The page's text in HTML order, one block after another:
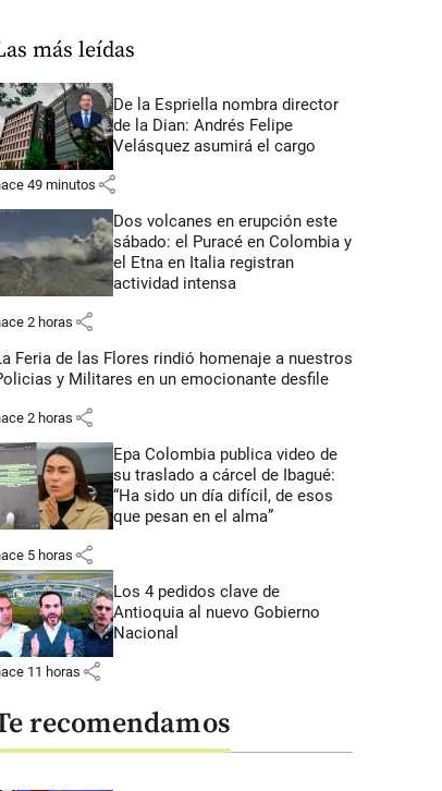
más leídas
De la Espriella nombra director
de la Dian: Andrés Felipe
Velásquez asumirá el cargo
49 minutos share
Dos volcanes en erupción este
sábado: el Puracé en Colombia y
el Etna en Italia registran
actividad intensa
2 horas share
Feria de las Flores rindió homenaje a nuestros
y Militares en un emocionante desfile
2 horas share
Epa Colombia publica video de
su traslado a cárcel de Ibagué:
“Ha sido un día difícil, de esos
que pesan en el alma”
5 horas share
Los 4 pedidos clave de
Antioquia al nuevo Gobierno
Nacional
11 horas share
recomendamos